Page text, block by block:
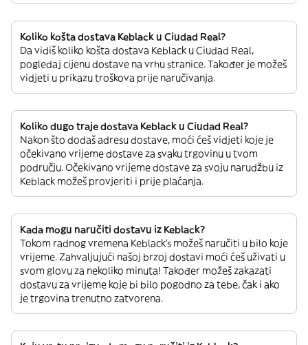
Koliko košta dostava Keblack u Ciudad Real?
Da vidiš koliko košta dostava Keblack u Ciudad Real,
pogledaj cijenu dostave na vrhu stranice. Također je možeš
vidjeti u prikazu troškova prije naručivanja.
Koliko dugo traje dostava Keblack u Ciudad Real?
Nakon što dodaš adresu dostave, moći ćeš vidjeti koje je
očekivano vrijeme dostave za svaku trgovinu u tvom
području. Očekivano vrijeme dostave za svoju narudžbu iz
Keblack možeš provjeriti i prije plaćanja.
Kada mogu naručiti dostavu iz Keblack?
Tokom radnog vremena Keblack’s možeš naručiti u bilo koje
vrijeme. Zahvaljujući našoj brzoj dostavi moći ćeš uživati u
svom glovu za nekoliko minuta! Također možeš zakazati
dostavu za vrijeme koje bi bilo pogodno za tebe, čak i ako
je trgovina trenutno zatvorena.